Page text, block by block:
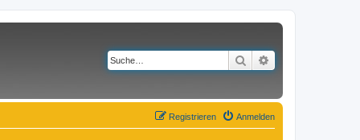
Suche
Anmelden
Registrieren